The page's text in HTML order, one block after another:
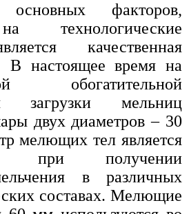
факторов,
технологические
качественная
В настоящее время на
обогатительной
загрузки мельниц
двух диаметров – 30
мелющих тел является
при получении
в различных
составах. Мелющие